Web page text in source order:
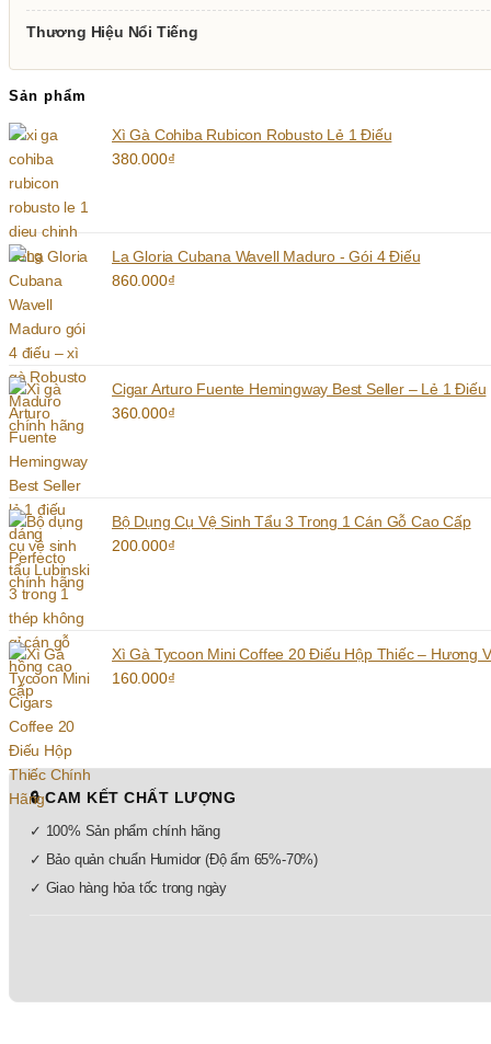
Thương Hiệu Nổi Tiếng
Sản phẩm
Xì Gà Cohiba Rubicon Robusto Lẻ 1 Điếu
380.000₫
La Gloria Cubana Wavell Maduro - Gói 4 Điếu
860.000₫
Cigar Arturo Fuente Hemingway Best Seller – Lẻ 1 Điếu
360.000₫
Bộ Dụng Cụ Vệ Sinh Tẩu 3 Trong 1 Cán Gỗ Cao Cấp
200.000₫
Xì Gà Tycoon Mini Coffee 20 Điếu Hộp Thiếc – Hương
160.000₫
🔒 CAM KẾT CHẤT LƯỢNG
✓ 100% Sản phẩm chính hãng
✓ Bảo quản chuẩn Humidor (Độ ẩm 65%-70%)
✓ Giao hàng hỏa tốc trong ngày